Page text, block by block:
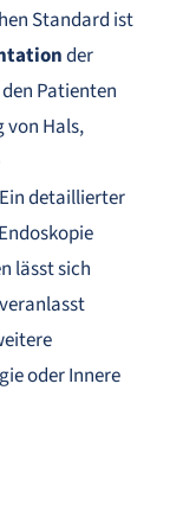
Standard ist
der
Patienten
von Hals,
detaillierter
lässt sich
oder Innere